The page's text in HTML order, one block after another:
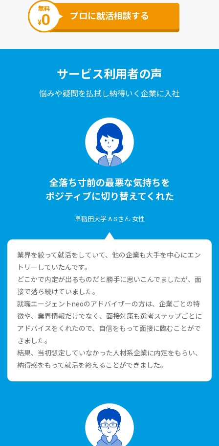
無料
¥0 プロに就活相談する
サービス利⽤者の声
悩みや疑問を払拭し納得いく企業に⼊社
全落ち⼨前の最悪な気持ちを
ポジティブに切り替えてくれた
早稲⽥⼤学 A.Sさん ⼥性
業界を絞って就活をしていて、他の企業も⼤⼿を中⼼にエン
トリーしていたんです。
どこかで内定が出るものだと勝⼿に思いこんでましたが、⾯
接で落ち続けていました。
就職エージェントneoのアドバイザーの⽅は、企業ごとの特
徴や、業界情報だけでなく、⾯接対策も選考ステップごとに
アドバイスをくれたので、⾃信をもって⾯接に臨むことがで
きました。
結果、当初想定していなかった⼈材系企業に内定をもらい、
納得感をもって就活を終えることができました。